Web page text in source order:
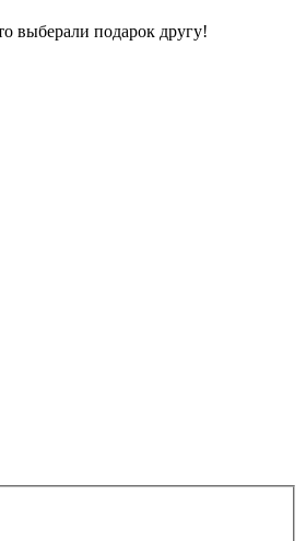
выберали подарок другу!